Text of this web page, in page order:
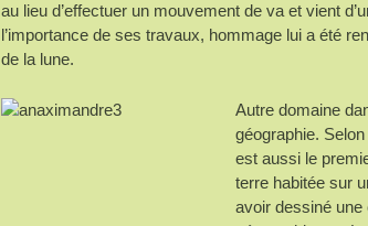
au lieu d’effectuer un mouvement de va et vient
l’importance de ses travaux, hommage lui a été
de la lune.
Autre domaine
géographie.
est aussi le
terre habitée sur
avoir dessiné